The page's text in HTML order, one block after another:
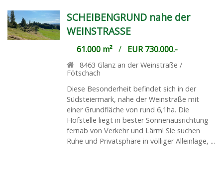
SCHEIBENGRUND nahe der
WEINSTRASSE
61.000 m²/ EUR 730.000.-
8463 Glanz an der Weinstraße /
Fötschach
Diese Besonderheit befindet sich in der
Südsteiermark, nahe der Weinstraße mit
einer Grundfläche von rund 6,1ha. Die
Hofstelle liegt in bester Sonnenausrichtung
fernab von Verkehr und Lärm! Sie suchen
Ruhe und Privatsphäre in völliger Alleinlage, ...